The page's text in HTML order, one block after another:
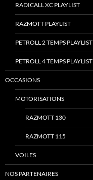
RADICALL XC PLAYLIST
RAZMOTT PLAYLIST
PETROLL 2 TEMPS PLAYLIST
PETROLL 4 TEMPS PLAYLIST
OCCASIONS
MOTORISATIONS
RAZMOTT 130
RAZMOTT 115
VOILES
NOS PARTENAIRES